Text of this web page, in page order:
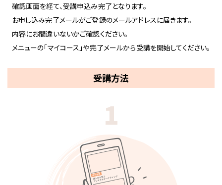
確認画面を経て、受講申込み完了となります。
お申し込み完了メールがご登録のメールアドレスに届きます。
内容にお間違いないかご確認ください。
メニューの「マイコース」や完了メールから受講を開始してください。
受講方法
1